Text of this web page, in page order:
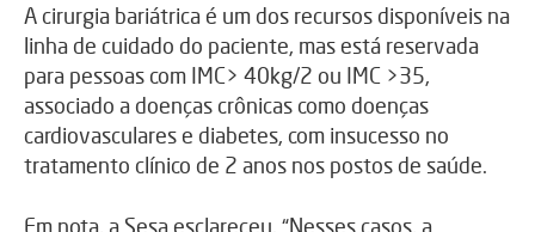
A cirurgia bariátrica é um dos recursos disponíveis na
linha de cuidado do paciente, mas está reservada
para pessoas com IMC> 40kg/2 ou IMC >35,
associado a doenças crônicas como doenças
cardiovasculares e diabetes, com insucesso no
tratamento clínico de 2 anos nos postos de saúde.
Em nota, a Sesa esclareceu. “Nesses casos, a